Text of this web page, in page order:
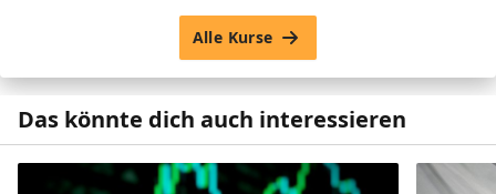
Alle Kurse
Das könnte dich auch interessieren